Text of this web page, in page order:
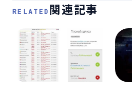
RELATED 関連記事